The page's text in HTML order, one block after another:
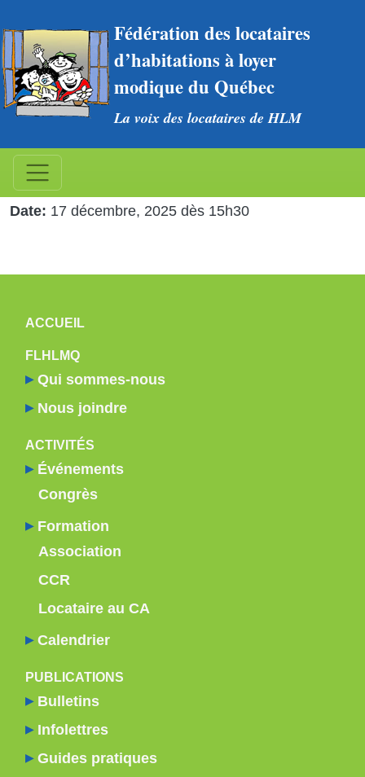
Fédération des locataires
d’habitations à loyer
modique du Québec
La voix des locataires de HLM
(préparation)
Date 17 décembre, 2025 dès 15h30
NAVIGATION PRINCIPALE
ACCUEIL
FLHLMQ
Qui sommes-nous
Nous joindre
ACTIVITÉS
Événements
Congrès
Formation
Association
CCR
Locataire au CA
Calendrier
PUBLICATIONS
Bulletins
Infolettres
Guides pratiques